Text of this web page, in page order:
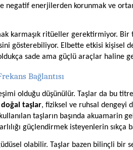
negatif enerjilerden korunmak ve
karmaşık ritüeller gerektirmiyor. Bir
gösterebiliyor. Elbette etkisi
sade ama güçlü araçlar haline
Bağlantısı
olduğu düşünülür. Taşlar da bu
doğal taşlar, fiziksel ve ruhsal dengeyi
taşların başında akuamarin
güçlendirmek isteyenlerin sıkça
olabilir. Taşlar bazen bilinçli